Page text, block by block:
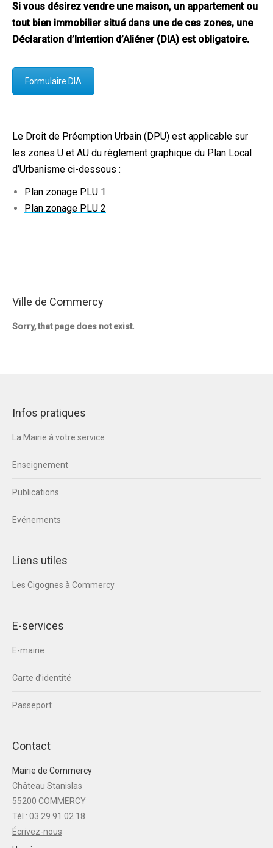
Si vous désirez vendre une maison, un appartement ou
tout bien immobilier situé dans une de ces zones, une
Déclaration d’Intention d’Aliéner (DIA) est obligatoire.
Formulaire DIA
Le Droit de Préemption Urbain (DPU) est applicable sur
les zones U et AU du règlement graphique du Plan Local
d’Urbanisme ci-dessous :
Plan zonage PLU 1
Plan zonage PLU 2
Ville de Commercy
Sorry, that page does not exist.
Infos pratiques
La Mairie à votre service
Enseignement
Publications
Evénements
Liens utiles
Les Cigognes à Commercy
E-services
E-mairie
Carte d’identité
Passeport
Contact
Mairie de Commercy
Château Stanislas
55200 COMMERCY
Tél : 03 29 91 02 18
Écrivez-nous